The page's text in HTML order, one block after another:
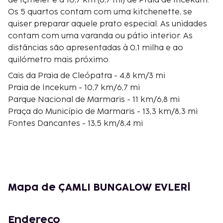
Os 5 quartos contam com uma kitchenette, se
quiser preparar aquele prato especial. As unidades
contam com uma varanda ou pátio interior. As
distâncias são apresentadas à 0,1 milha e ao
quilómetro mais próximo.
Cais da Praia de Cleópatra - 4,8 km/3 mi
Praia de İncekum - 10,7 km/6,7 mi
Parque Nacional de Marmaris - 11 km/6,8 mi
Praça do Município de Marmaris - 13,3 km/8,3 mi
Fontes Dancantes - 13,5 km/8,4 mi
km/8,6 mi
Praia de Marmaris - 13,8 km/8,6 mi
mi
Mapa de ÇAMLI BUNGALOW EVLERİ
Endereço